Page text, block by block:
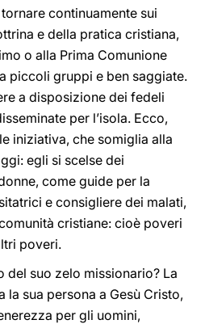
continuamente sui
e della pratica cristiana,
o alla Prima Comunione
piccoli gruppi e ben saggiate.
a disposizione dei fedeli
per l’isola. Ecco,
iniziativa, che somiglia alla
egli si scelse dei
come guide per la
e consigliere dei malati,
cristiane: cioè poveri
poveri.
del suo zelo missionario? La
la sua persona a Gesù Cristo,
per gli uomini,